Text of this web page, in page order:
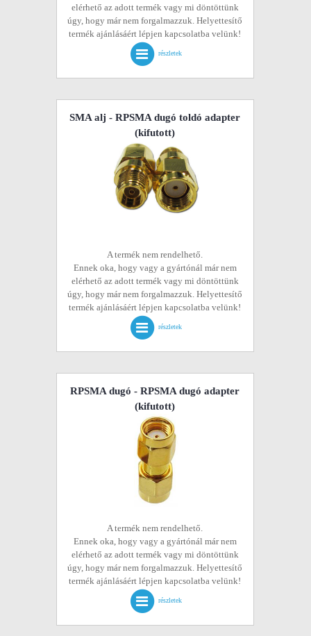
elérhető az adott termék vagy mi döntöttünk
úgy, hogy már nem forgalmazzuk. Helyettesítő
termék ajánlásáért lépjen kapcsolatba velünk!
részletek
SMA alj - RPSMA dugó toldó adapter
(kifutott)
A termék nem rendelhető.
Ennek oka, hogy vagy a gyártónál már nem
elérhető az adott termék vagy mi döntöttünk
úgy, hogy már nem forgalmazzuk. Helyettesítő
termék ajánlásáért lépjen kapcsolatba velünk!
részletek
RPSMA dugó - RPSMA dugó adapter
(kifutott)
A termék nem rendelhető.
Ennek oka, hogy vagy a gyártónál már nem
elérhető az adott termék vagy mi döntöttünk
úgy, hogy már nem forgalmazzuk. Helyettesítő
termék ajánlásáért lépjen kapcsolatba velünk!
részletek